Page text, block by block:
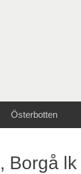
Österbotten
Borgå lk